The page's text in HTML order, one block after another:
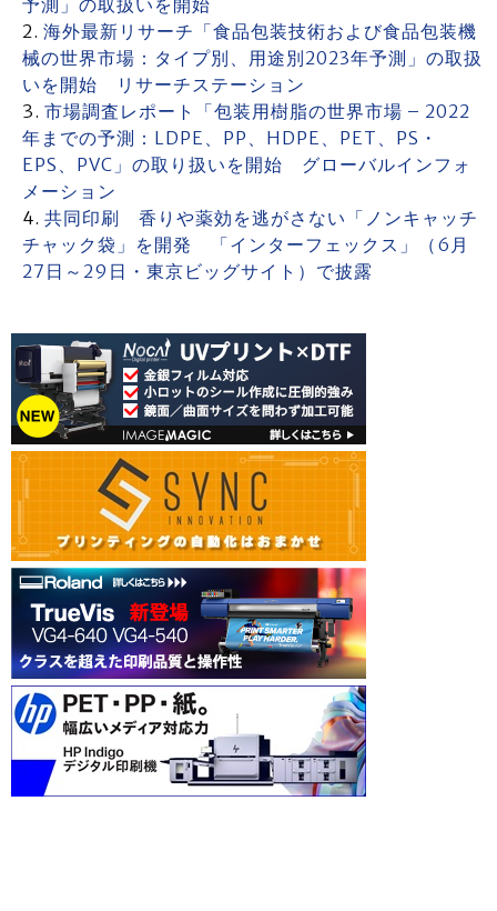
予測」の取扱いを開始
海外最新リサーチ「食品包装技術および食品包装機
械の世界市場：タイプ別、用途別2023年予測」の取扱
いを開始 リサーチステーション
市場調査レポート「包装用樹脂の世界市場 – 2022
年までの予測：LDPE、PP、HDPE、PET、PS・
EPS、PVC」の取り扱いを開始 グローバルインフォ
メーション
共同印刷 香りや薬効を逃がさない「ノンキャッチ
チャック袋」を開発 「インターフェックス」（6月
27日～29日・東京ビッグサイト）で披露